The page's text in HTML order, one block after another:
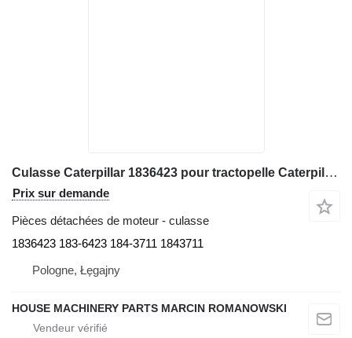
Culasse Caterpillar 1836423 pour tractopelle Caterpillar 416C, 416D, 420D, 424D
Prix sur demande
Pièces détachées de moteur - culasse
1836423 183-6423 184-3711 1843711
Pologne, Łęgajny
HOUSE MACHINERY PARTS MARCIN ROMANOWSKI